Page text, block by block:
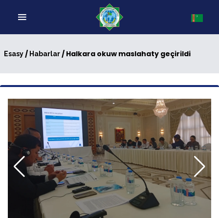
Esasy/ Habarlar/ Halkara okuw maslahaty geçirildi